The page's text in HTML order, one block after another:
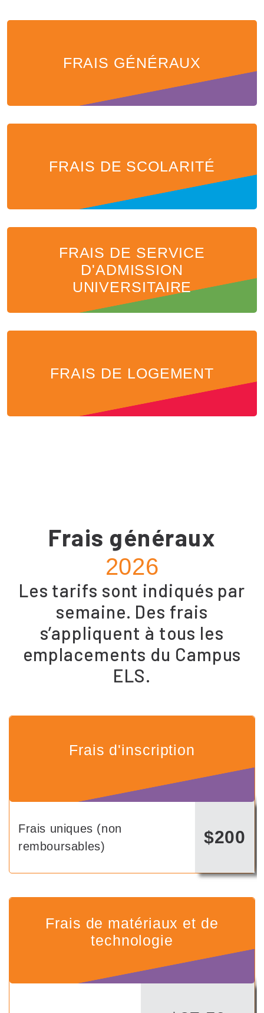
FRAIS GÉNÉRAUX
FRAIS DE SCOLARITÉ
FRAIS DE SERVICE
D'ADMISSION
UNIVERSITAIRE
FRAIS DE LOGEMENT
Frais généraux
2026
Les tarifs sont indiqués par
semaine. Des frais
s’appliquent à tous les
emplacements du Campus
ELS.
Frais d'inscription
Frais uniques (non
remboursables)
$200
Frais de matériaux et de
technologie